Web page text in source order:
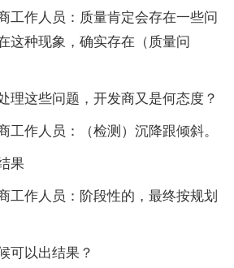
工作人员：质量肯定会存在一些问
这种现象，确实存在（质量问
理这些问题，开发商又是何态度？
工作人员：（检测）沉降跟倾斜。
果
工作人员：阶段性的，最终按规划
可以出结果？